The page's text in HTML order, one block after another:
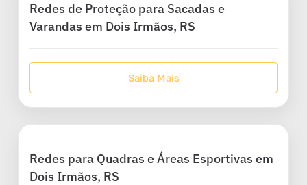
Redes de Proteção para Sacadas e
Varandas em Dois Irmãos, RS
Saiba Mais
Redes para Quadras e Áreas Esportivas em
Dois Irmãos, RS